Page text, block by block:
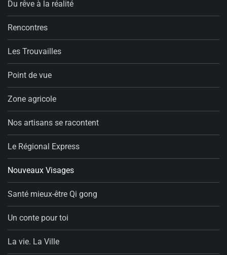
Du rêve à la réalité
Rencontres
Les Trouvailles
Point de vue
Zone agricole
Nos artisans se racontent
Le Régional Express
Nouveaux Visages
Santé mieux-être Qi gong
Un conte pour toi
La vie. La Ville